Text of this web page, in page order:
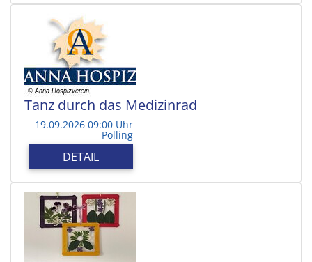
Tanz durch das Medizinrad
19.09.2026 09:00 Uhr
Polling
DETAIL